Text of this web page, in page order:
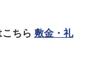
ちら 敷金・礼